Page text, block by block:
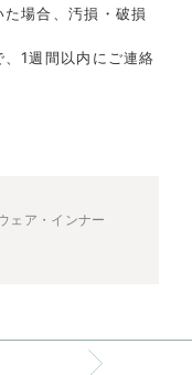
場合、汚損・破損
1週間以内にご連絡
ェア・インナー